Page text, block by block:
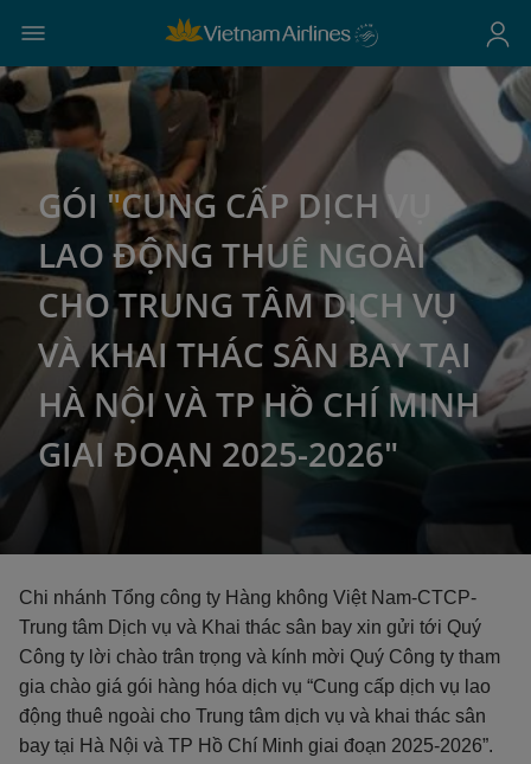
GÓI "CUNG CẤP DỊCH VỤ
LAO ĐỘNG THUÊ NGOÀI
CHO TRUNG TÂM DỊCH VỤ
VÀ KHAI THÁC SÂN BAY TẠI
HÀ NỘI VÀ TP HỒ CHÍ MINH
GIAI ĐOẠN 2025-2026"
Chi nhánh Tổng công ty Hàng không Việt Nam-CTCP-
Trung tâm Dịch vụ và Khai thác sân bay xin gửi tới Quý
Công ty lời chào trân trọng và kính mời Quý Công ty tham
gia chào giá gói hàng hóa dịch vụ “Cung cấp dịch vụ lao
động thuê ngoài cho Trung tâm dịch vụ và khai thác sân
bay tại Hà Nội và TP Hồ Chí Minh giai đoạn 2025-2026”.